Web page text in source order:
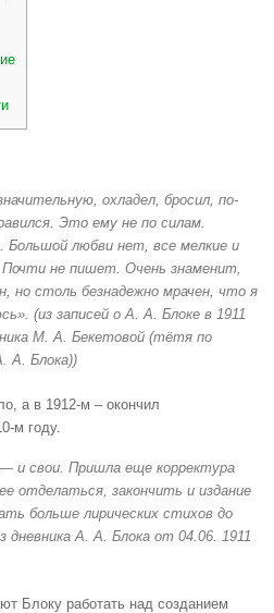
охладел, бросил, по-
Это ему не по силам.
Большой любви нет, все мелкие и
не пишет. Очень знаменит,
но столь безнадежно мрачен, что я
(из записей о А. А. Блоке в 1911
М. А. Бекетовой (тётя по
А. Блока))
а в 1912-м – окончил
м году.
и свои. Пришла еще корректура
отделаться, закончить и издание
больше лирических стихов до
дневника А. А. Блока от 04.06. 1911
Блоку работать над созданием